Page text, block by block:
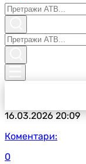
16.03.202620:09
Коментари:
0